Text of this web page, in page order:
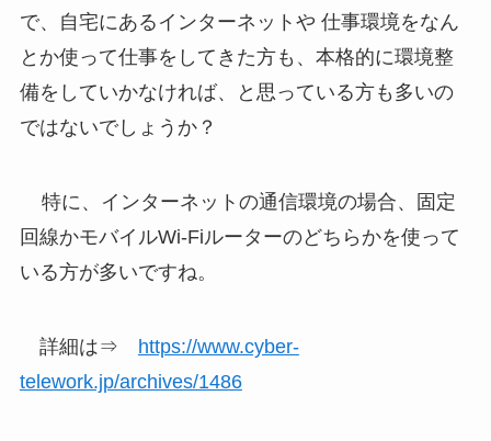
で、自宅にあるインターネットや 仕事環境をなん
とか使って仕事をしてきた方も、本格的に環境整
備をしていかなければ、と思っている方も多いの
ではないでしょうか？
特に、インターネットの通信環境の場合、固定
回線かモバイルWi-Fiルーターのどちらかを使って
いる方が多いですね。
詳細は⇒ https://www.cyber-
telework.jp/archives/1486